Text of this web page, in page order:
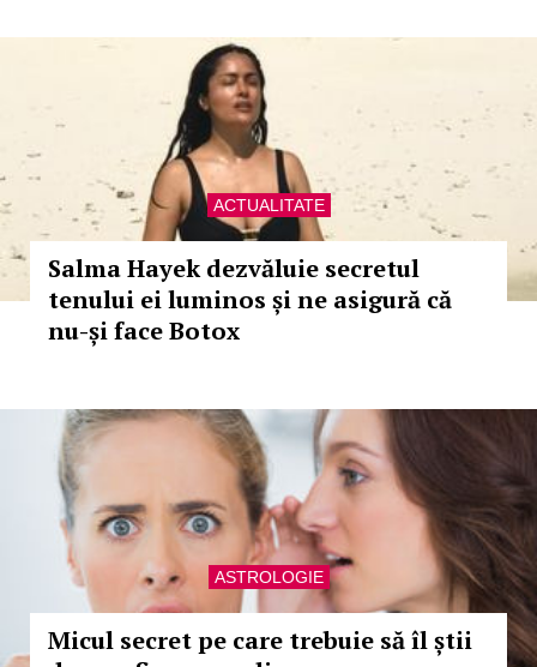
ACTUALITATE
Salma Hayek dezvăluie secretul
tenului ei luminos și ne asigură că
nu-și face Botox
ASTROLOGIE
Micul secret pe care trebuie să îl știi